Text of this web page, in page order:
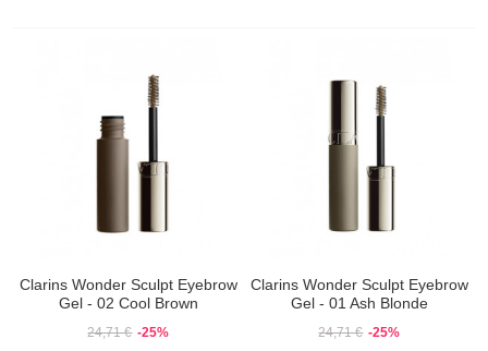
Clarins Wonder Sculpt Eyebrow
Gel - 02 Cool Brown
24,71 € -25%
Clarins Wonder Sculpt Eyebrow
Gel - 01 Ash Blonde
24,71 € -25%